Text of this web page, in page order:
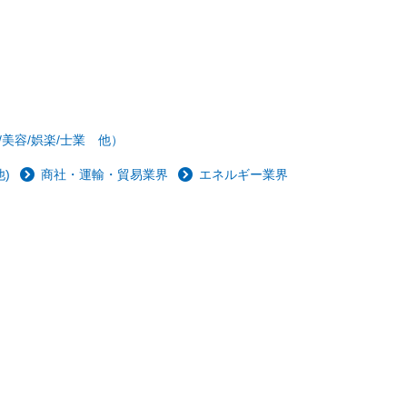
容/娯楽/士業 他）
) 商社・運輸・貿易業界 エネルギー業界